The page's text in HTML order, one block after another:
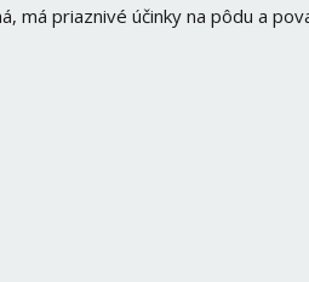
má priaznivé účinky na pôdu a